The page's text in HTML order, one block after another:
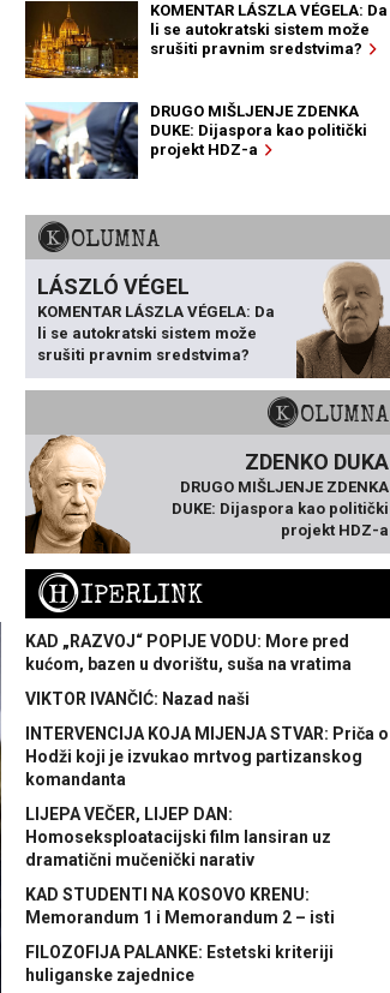
KOMENTAR LÁSZLA VÉGELA: Da
li se autokratski sistem može
srušiti pravnim sredstvima?
DRUGO MIŠLJENJE ZDENKA
DUKE: Dijaspora kao politički
projekt HDZ-a
KOLUMNA
LÁSZLÓ VÉGEL
KOMENTAR LÁSZLA VÉGELA: Da
li se autokratski sistem može
srušiti pravnim sredstvima?
KOLUMNA
ZDENKO DUKA
DRUGO MIŠLJENJE ZDENKA
DUKE: Dijaspora kao politički
projekt HDZ-a
HIPERLINK
KAD „RAZVOJ“ POPIJE VODU: More pred
kućom, bazen u dvorištu, suša na vratima
VIKTOR IVANČIĆ: Nazad naši
INTERVENCIJA KOJA MIJENJA STVAR: Priča o
Hodži koji je izvukao mrtvog partizanskog
komandanta
LIJEPA VEČER, LIJEP DAN:
Homoseksploatacijski film lansiran uz
dramatični mučenički narativ
KAD STUDENTI NA KOSOVO KRENU:
Memorandum 1 i Memorandum 2 – isti
FILOZOFIJA PALANKE: Estetski kriteriji
huliganske zajednice